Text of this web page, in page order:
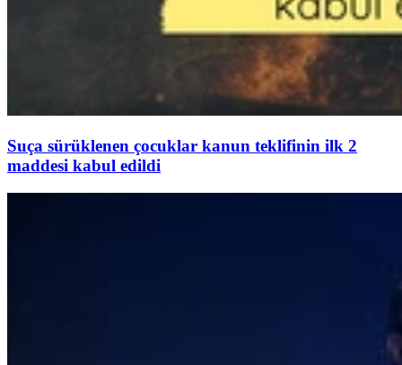
Suça sürüklenen çocuklar kanun teklifinin ilk 2
maddesi kabul edildi